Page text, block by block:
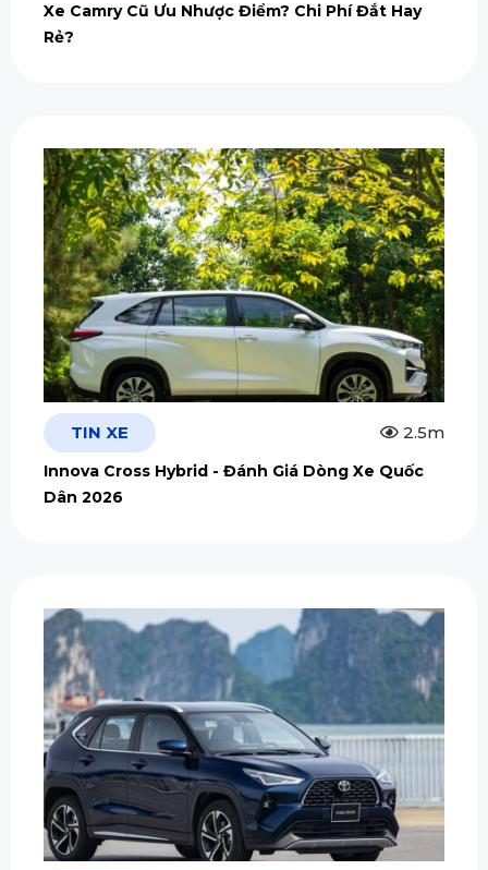
Xe Camry Cũ Ưu Nhược Điểm? Chi Phí Đắt Hay
Rẻ?
TIN XE 2.5m
Innova Cross Hybrid - Đánh Giá Dòng Xe Quốc
Dân 2026